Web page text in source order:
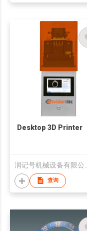
Desktop 3D Printer
查询